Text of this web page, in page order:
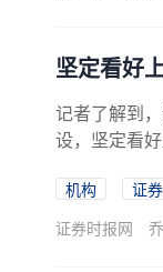
坚定看好
记者了解到
设，坚定看
机构 证券
证券时报网